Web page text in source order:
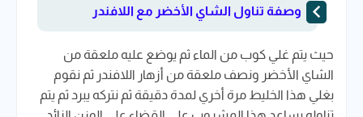
وصفة تناول الشاي الأخضر مع اللافندر
حيث يتم غلي كوب من الماء ثم يوضع عليه ملعقة من
الشاي الأخضر ونصف ملعقة من أزهار اللافندر ثم نقوم
بغلي هذا الخليط مرة أخري لمدة دقيقة ثم نتركه يبرد ثم يتم